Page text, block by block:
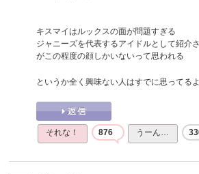
キスマイはルックスの面が問題すぎる
ジャニーズを代表するアイドルとして紹介
がこの程度の顔しかいないって思われる
というか全く興味ない人はすでに思ってる
それな！ 876 うーん…